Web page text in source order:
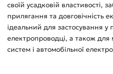
своїй усадковій властивості,
прилягання та довговічність
ідеальний для застосування у
електропроводці, а також
систем і автомобільної